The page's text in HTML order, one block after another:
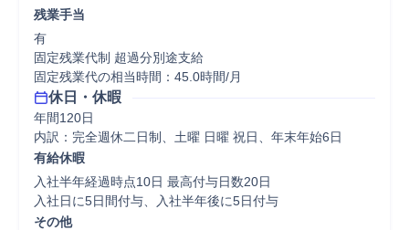
残業手当
有
固定残業代制 超過分別途支給
固定残業代の相当時間：45.0時間/月
休日・休暇
年間120日
内訳：完全週休二日制、土曜 日曜 祝日、年末年始6日
有給休暇
入社半年経過時点10日 最高付与日数20日
入社日に5日間付与、入社半年後に5日付与
その他